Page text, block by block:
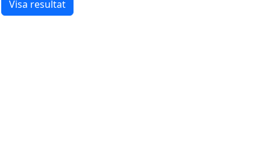
Visa resultat